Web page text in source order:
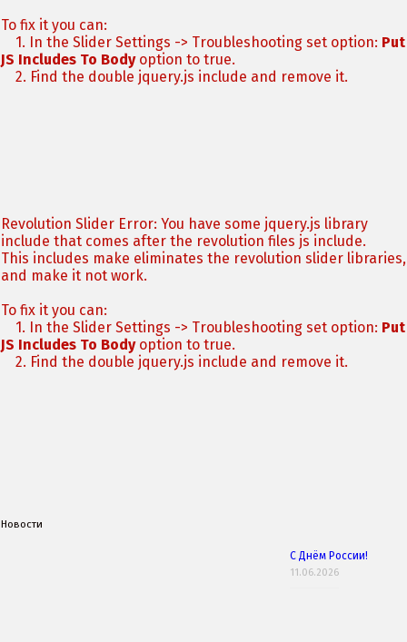
To fix it you can:
1. In the Slider Settings -> Troubleshooting set option: Put
JS Includes To Bodyoption to true.
2. Find the double jquery.js include and remove it.
Revolution Slider Error: You have some jquery.js library
include that comes after the revolution files js include.
This includes make eliminates the revolution slider libraries,
and make it not work.
To fix it you can:
1. In the Slider Settings -> Troubleshooting set option: Put
JS Includes To Bodyoption to true.
2. Find the double jquery.js include and remove it.
Новости
С Днём России!
11.06.2026